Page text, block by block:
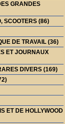
GRANDES
SCOOTERS (86)
DE TRAVAIL (36)
ET JOURNAUX
DIVERS (169)
ET DE HOLLYWOOD